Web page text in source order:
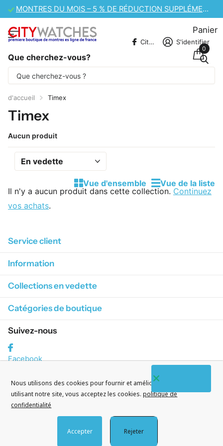
MONTRES DU MOIS – 5 % DE RÉDUCTION SUPPLÉMENTAIRE
Que cherchez-vous?
CitywatchesFR S'identifier
Panier
0
Une partie du contenu est traduite
automatiquement.
d'accueil Timex
Timex
Aucun produit
Vue d'ensemble Vue de la liste
Il n'y a aucun produit dans cette collection. Continuez
vos achats.
Service client
Information
Collections en vedette
Catégories de boutique
Suivez-nous
Facebook
Nous utilisons des cookies pour fournir et améliorer nos services. En
utilisant notre site, vous acceptez les cookies. politique de
confidentialité
Accepter Rejeter